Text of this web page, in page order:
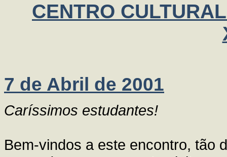
CENTRO
7 de Abril de 2001
Caríssimos estudantes!
Bem-vindos a este encontro, tão